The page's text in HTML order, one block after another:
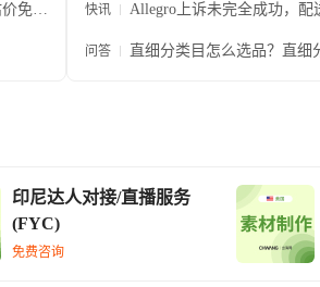
免费
快讯 Allegro上诉未完全成功，
问答 直细分类目怎么选品？直细
印尼达人对接/直播服务
(FYC)
免费咨询